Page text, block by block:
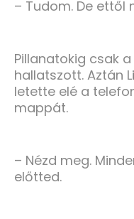
– Tudom. De ettől
Pillanatokig csak
hallatszott. Aztán
letette elé a
mappát.
– Nézd meg.
előtted.